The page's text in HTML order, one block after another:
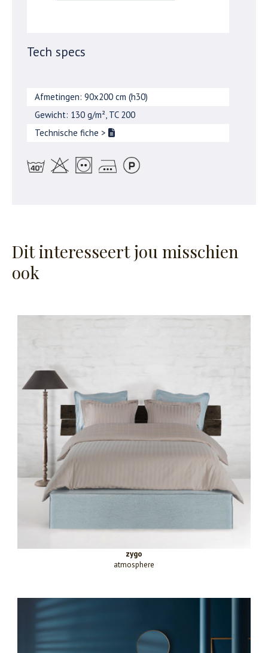
Tech specs
Afmetingen: 90x200 cm (h30)
Gewicht: 130 g/m², TC 200
Technische fiche >
Dit interesseert jou misschien
ook
zygo
atmosphere